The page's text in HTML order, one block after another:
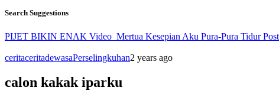
Search Suggestions
PIJET BIKIN ENAK Video Mertua Kesepian Aku Pura-Pura Tidur Post
ceritaceritadewasaPerselingkuhan2 years ago
calon kakak iparku